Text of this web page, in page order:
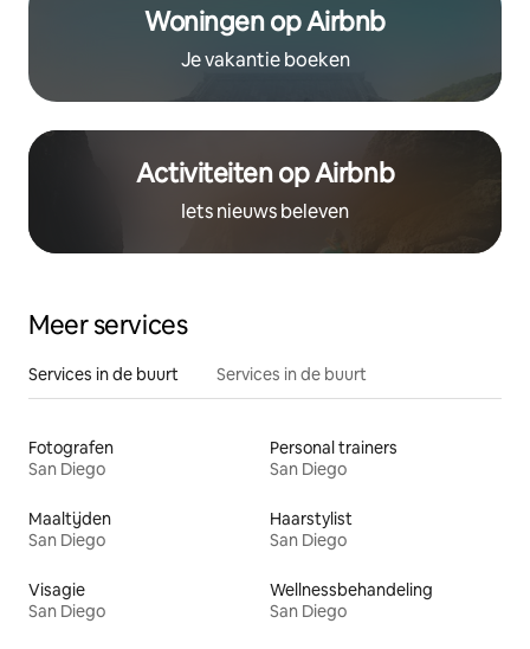
Woningen op Airbnb
Je vakantie boeken
Activiteiten op Airbnb
Iets nieuws beleven
Meer services
Services in de buurt Services in de buurt
Fotografen
San Diego
Personal trainers
San Diego
Maaltijden
San Diego
Haarstylist
San Diego
Visagie
San Diego
Wellnessbehandeling
San Diego